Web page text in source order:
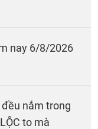
nay 6/8/2026
nắm trong
to mà